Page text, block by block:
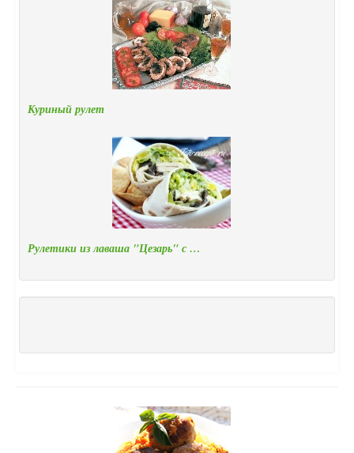
Куриный рулет
Рулетики из лаваша "Цезарь" с …